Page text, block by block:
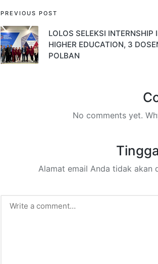
PREVIOUS POST
LOLOS SELEKSI INTERNSHIP
HIGHER EDUCATION, 3
POLBAN
No comments yet.
Alamat email Anda tidak akan